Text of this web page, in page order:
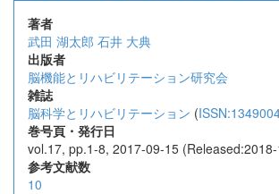
著者
武田 湖太郎 石井 大典
出版者
脳機能とリハビリテーション研究会
雑誌
脳科学とリハビリテーション (
巻号頁・発行日
vol.17, pp.1-8, 2017-09-15
参考文献数
10